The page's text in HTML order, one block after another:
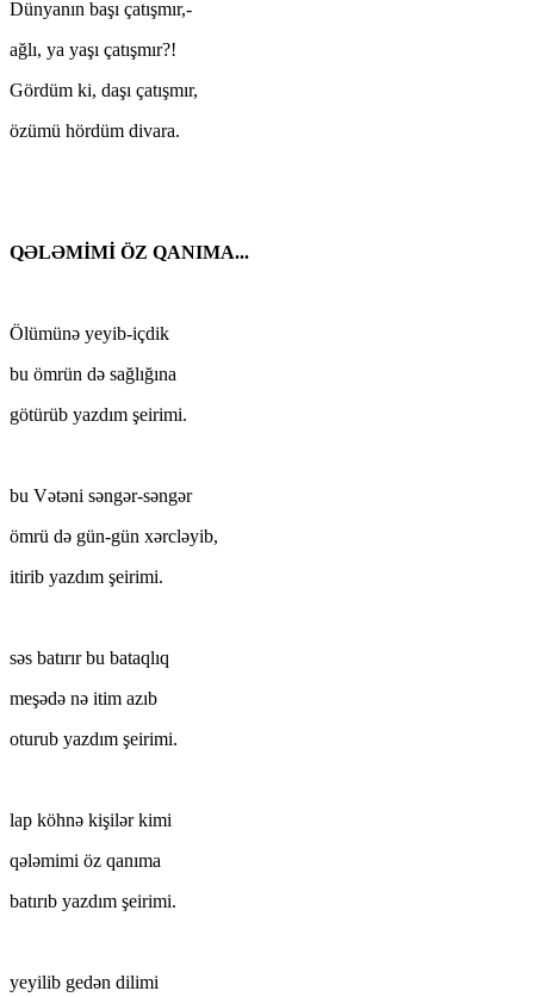
Dünyanın başı çatışmır,-
ağlı, ya yaşı çatışmır?!
Gördüm ki, daşı çatışmır,
özümü hördüm divara.
QƏLƏMİMİ ÖZ QANIMA...
Ölümünə yeyib-içdik
bu ömrün də sağlığına
götürüb yazdım şeirimi.
bu Vətəni səngər-səngər
ömrü də gün-gün xərcləyib,
itirib yazdım şeirimi.
səs batırır bu bataqlıq
meşədə nə itim azıb
oturub yazdım şeirimi.
lap köhnə kişilər kimi
qələmimi öz qanıma
batırıb yazdım şeirimi.
yeyilib gedən dilimi